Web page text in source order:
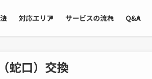
対応エリア サービスの流れ Q&A
蛇口）交換